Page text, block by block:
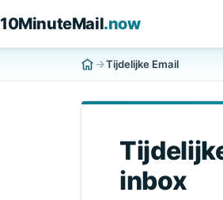
10MinuteMail.now
Tijdelijke Email
inbox